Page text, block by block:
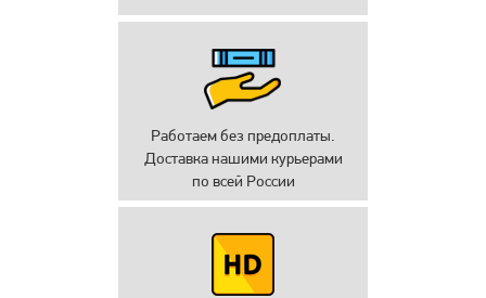
Работаем без предоплаты.
Доставка нашими курьерами
по всей России